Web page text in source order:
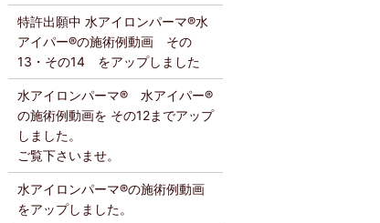
特許出願中 水アイロンパーマ®️水
アイパー®️の施術例動画 その
13・その14 をアップしました
水アイロンパーマ®️ 水アイパー®️
の施術例動画を その12までアップ
しました。
ご覧下さいませ。
水アイロンパーマ®️の施術例動画
をアップしました。